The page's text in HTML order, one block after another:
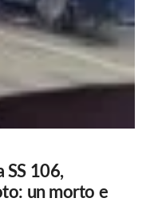
SS 106,
un morto e